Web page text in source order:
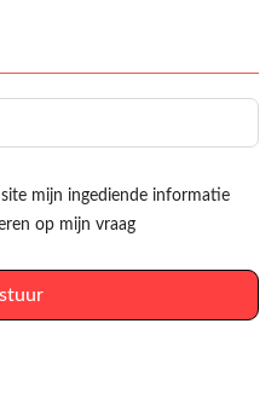
mijn ingediende informatie
op mijn vraag